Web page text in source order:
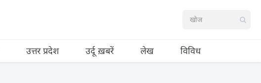
उत्तर प्रदेश उर्दू ख़बरें लेख विविध